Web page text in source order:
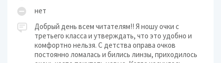
нет
Добрый день всем читателям!! Я ношу очки с
третьего класса и утверждать, что это удобно и
комфортно нельзя. С детства оправа очков
постоянно ломалась и бились линзы, приходилось